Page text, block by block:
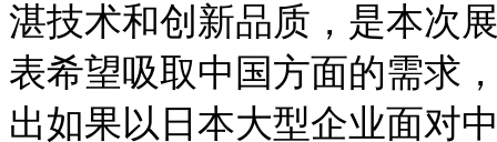
湛技术和创新品质，是本次
表希望吸取中国方面的需求
出如果以日本大型企业面对